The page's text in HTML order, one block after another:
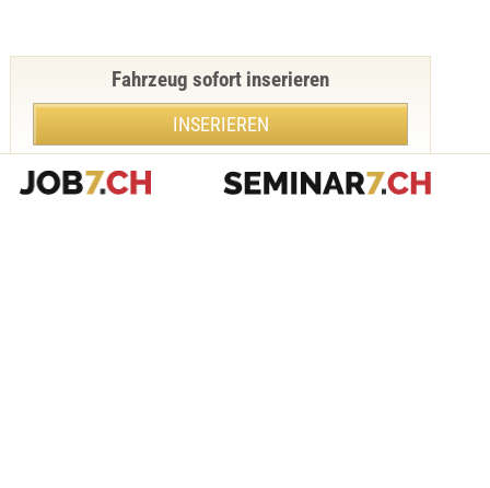
Fahrzeug sofort inserieren
INSERIEREN